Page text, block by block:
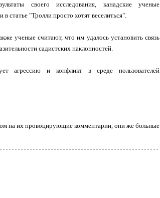
своего исследования, канадские ученые
в статье "Тролли просто хотят веселиться".
ученые считают, что им удалось установить связь
садистских наклонностей.
агрессию и конфликт в среде пользователей
на их провоцирующие комментарии, они же больные